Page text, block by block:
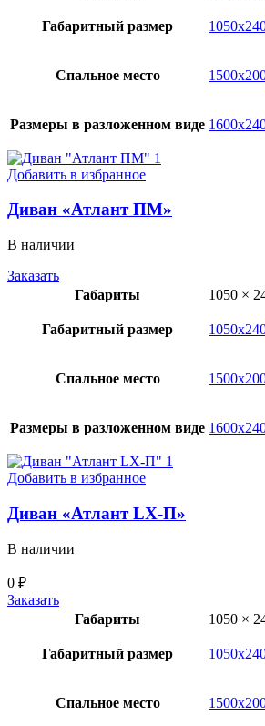
Габаритный размер
Спальное место
Размеры в разложенном виде
Добавить в избранное
Диван «Атлант ПМ»
В наличии
Заказать
Габариты
1050 ×
Габаритный размер
Спальное место
Размеры в разложенном виде
Добавить в избранное
Диван «Атлант LX-П»
В наличии
0 ₽
Заказать
Габариты
1050 ×
Габаритный размер
Спальное место